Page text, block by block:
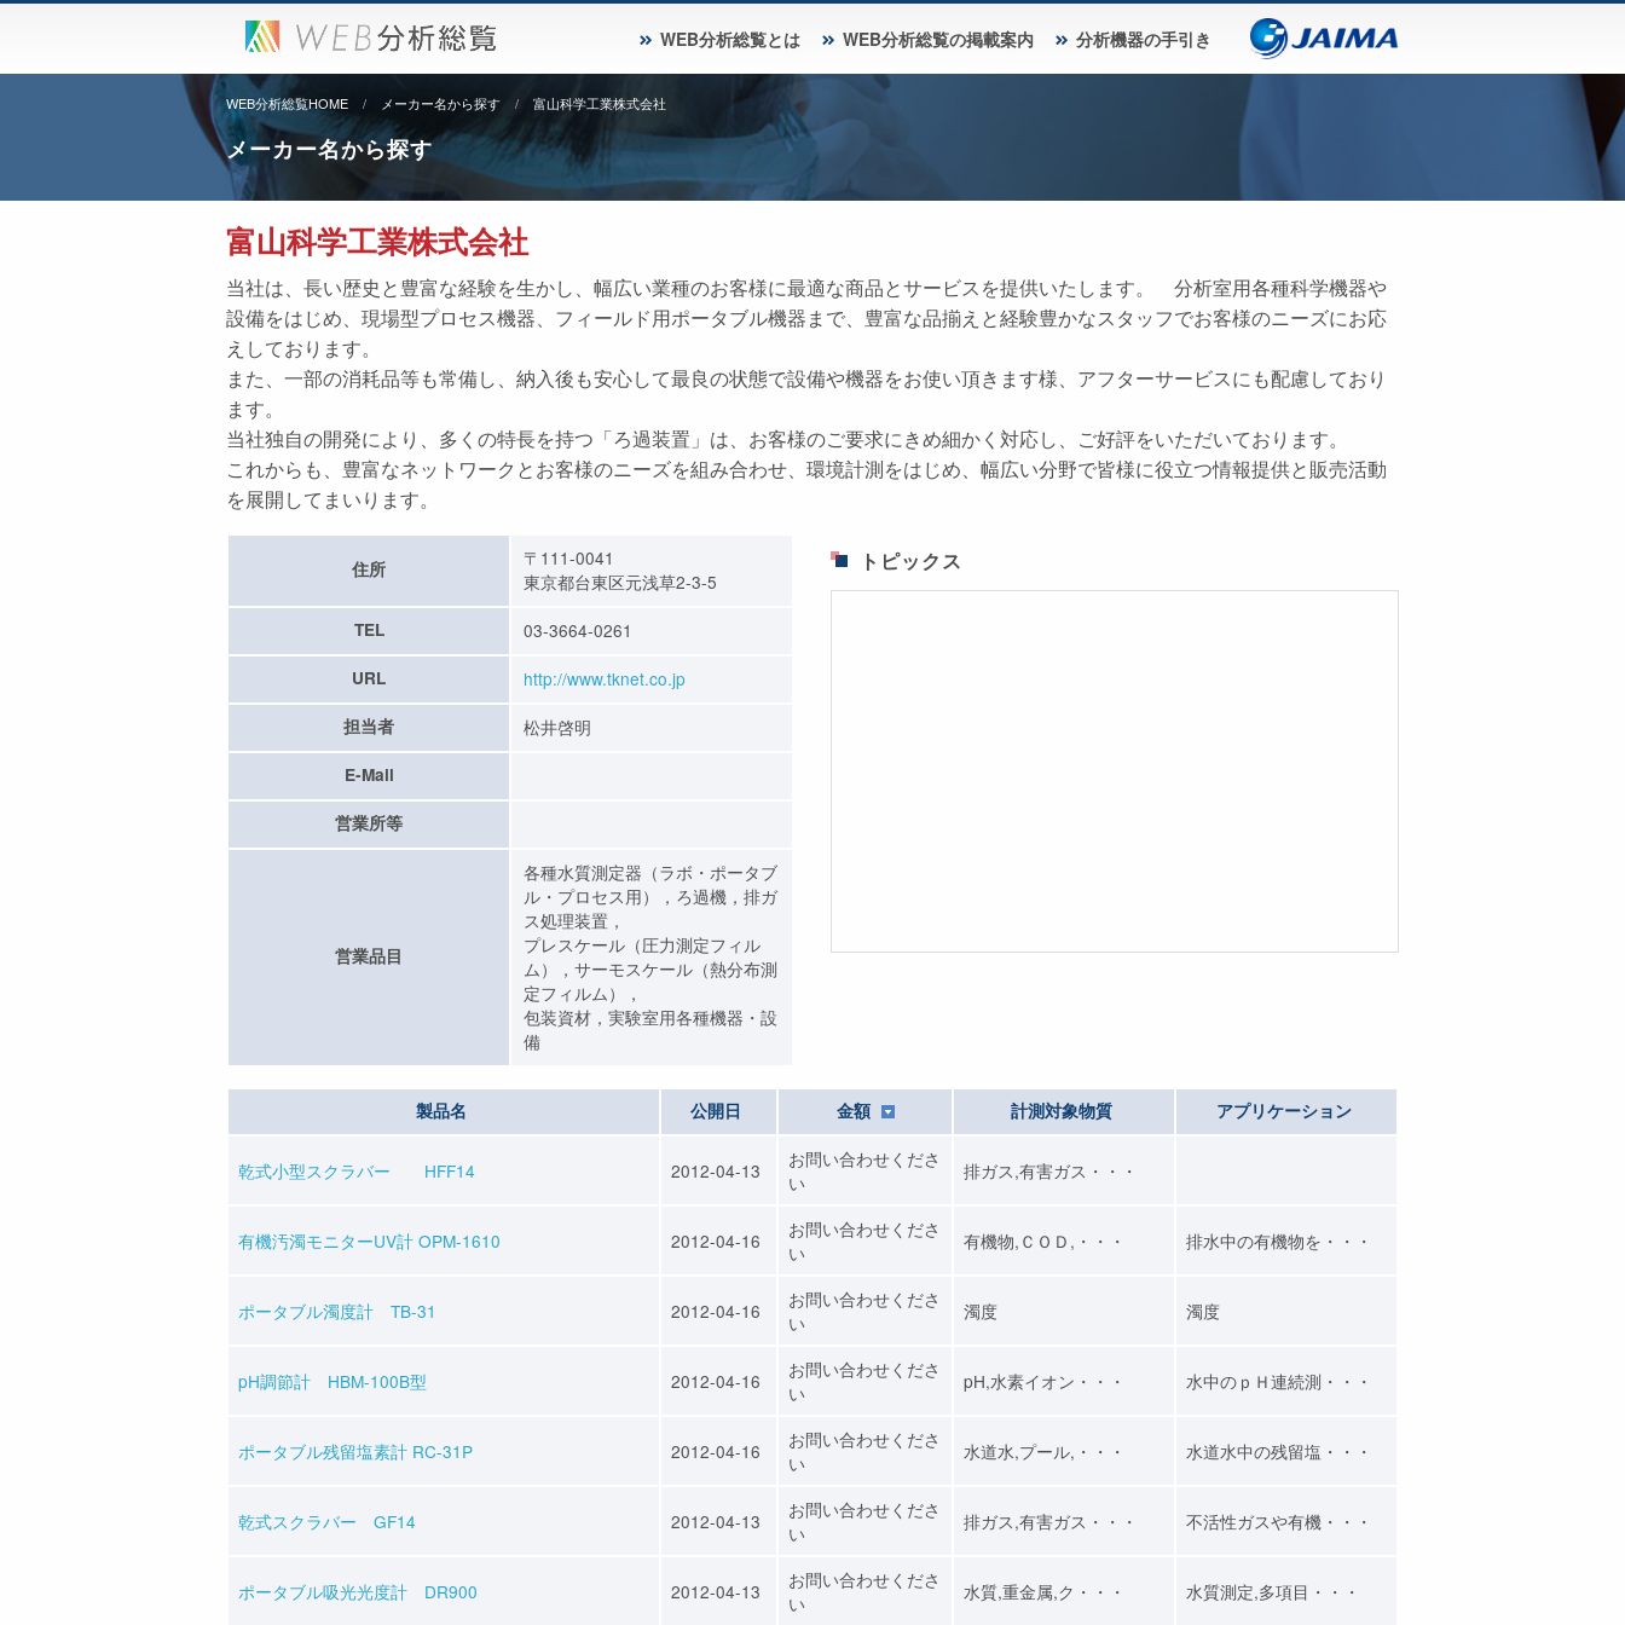
WEB分析総覧とは WEB分析総覧の掲載案内 分析機器の手引き
WEB分析総覧HOME メーカー名から探す 富山科学工業株式会社
メーカー名から探す
富山科学工業株式会社
当社は、長い歴史と豊富な経験を生かし、幅広い業種のお客様に最適な商品とサービスを提供いたします。 分析室用各種科学機器や
設備をはじめ、現場型プロセス機器、フィールド用ポータブル機器まで、豊富な品揃えと経験豊かなスタッフでお客様のニーズにお応
えしております。
また、一部の消耗品等も常備し、納入後も安心して最良の状態で設備や機器をお使い頂きます様、アフターサービスにも配慮しており
ます。
当社独自の開発により、多くの特長を持つ「ろ過装置」は、お客様のご要求にきめ細かく対応し、ご好評をいただいております。
これからも、豊富なネットワークとお客様のニーズを組み合わせ、環境計測をはじめ、幅広い分野で皆様に役立つ情報提供と販売活動
を展開してまいります。
住所
〒111-0041
東京都台東区元浅草2-3-5
TEL 03-3664-0261
URL http://www.tknet.co.jp
担当者 松井啓明
E-Mail
営業所等
営業品目
各種水質測定器（ラボ・ポータブ
ル・プロセス用），ろ過機，排ガ
ス処理装置，
プレスケール（圧力測定フィル
ム），サーモスケール（熱分布測
定フィルム），
包装資材，実験室用各種機器・設
備
トピックス
製品名 公開日 金額 計測対象物質 アプリケーション
乾式小型スクラバー HFF14 2012-04-13
お問い合わせくださ
い
排ガス,有害ガス・・・
有機汚濁モニターUV計 OPM-1610 2012-04-16
お問い合わせくださ
い
有機物,ＣＯＤ,・・・ 排水中の有機物を・・・
ポータブル濁度計 TB-31 2012-04-16
お問い合わせくださ
い
濁度 濁度
pH調節計 HBM-100B型 2012-04-16
お問い合わせくださ
い
pH,水素イオン・・・ 水中のｐＨ連続測・・・
ポータブル残留塩素計 RC-31P 2012-04-16
お問い合わせくださ
い
水道水,プール,・・・ 水道水中の残留塩・・・
乾式スクラバー GF14 2012-04-13
お問い合わせくださ
い
排ガス,有害ガス・・・ 不活性ガスや有機・・・
ポータブル吸光光度計 DR900 2012-04-13
お問い合わせくださ
い
水質,重金属,ク・・・ 水質測定,多項目・・・